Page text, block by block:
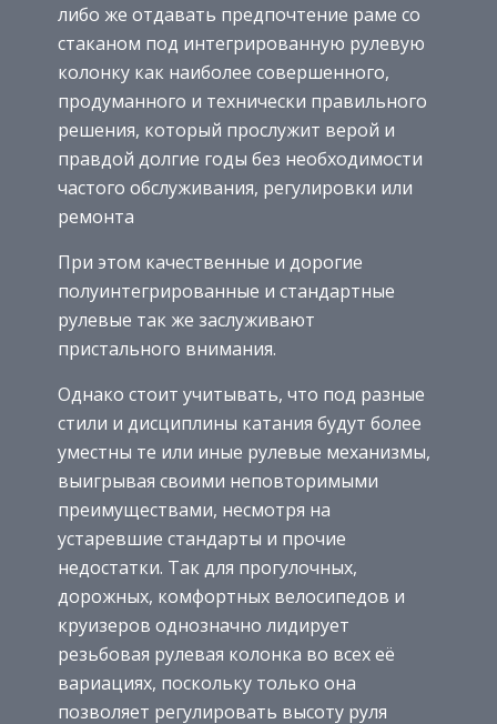
либо же отдавать предпочтение раме со
стаканом под интегрированную рулевую
колонку как наиболее совершенного,
продуманного и технически правильного
решения, который прослужит верой и
правдой долгие годы без необходимости
частого обслуживания, регулировки или
ремонта
При этом качественные и дорогие
полуинтегрированные и стандартные
рулевые так же заслуживают
пристального внимания.
Однако стоит учитывать, что под разные
стили и дисциплины катания будут более
уместны те или иные рулевые механизмы,
выигрывая своими неповторимыми
преимуществами, несмотря на
устаревшие стандарты и прочие
недостатки. Так для прогулочных,
дорожных, комфортных велосипедов и
круизеров однозначно лидирует
резьбовая рулевая колонка во всех её
вариациях, поскольку только она
позволяет регулировать высоту руля